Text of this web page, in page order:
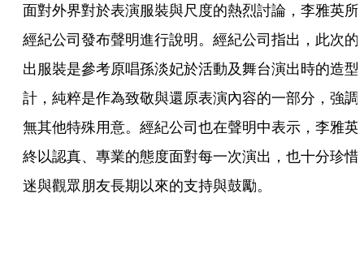
面對外界對於表演服裝與尺度的熱烈討論，李雅英所
經紀公司發布聲明進行說明。經紀公司指出，此次的
出服裝是參考原唱孫淡妃於活動及舞台演出時的造型
計，純粹是作為致敬與還原表演內容的一部分，強調
無其他特殊用意。經紀公司也在聲明中表示，李雅英
終以認真、專業的態度面對每一次演出，也十分珍惜
迷與觀眾朋友長期以來的支持與鼓勵。